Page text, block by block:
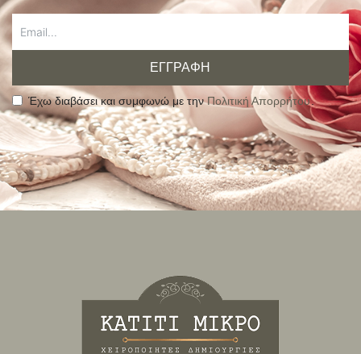
ΕΓΓΡΑΦΗ
Έχω διαβάσει και συμφωνώ με τηνΠολιτική Απορρήτου.
Alternative: